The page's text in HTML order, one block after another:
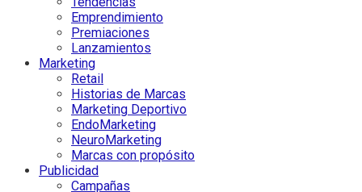
Emprendimiento
Premiaciones
Lanzamientos
Marketing
Retail
Historias de Marcas
Marketing Deportivo
EndoMarketing
NeuroMarketing
Marcas con propósito
Publicidad
Campañas